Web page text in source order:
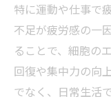
特に運動や仕事で
不足が疲労感の一
ることで、細胞の
回復や集中力の向
でなく、日常生活